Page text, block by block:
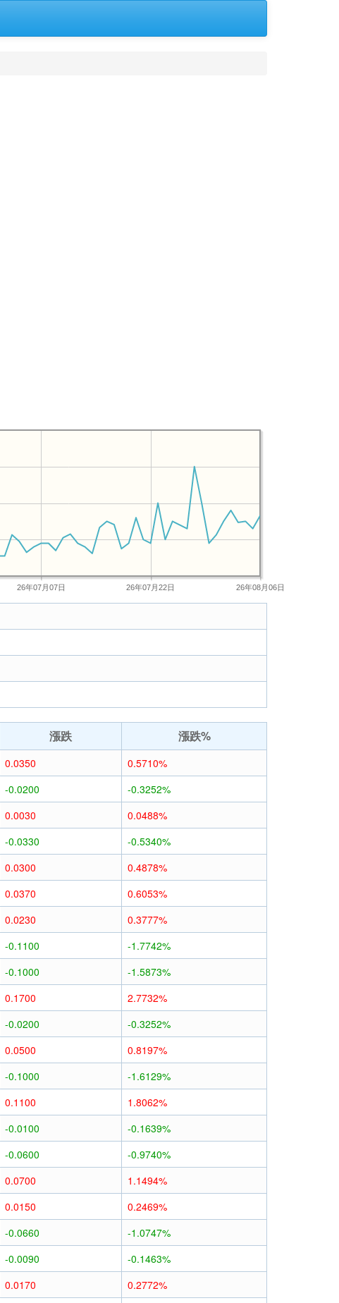
26年07月07日 26年07月22日 26年08月06日
漲跌 漲跌%
0.0350
0.5710%
-0.0200
-0.3252%
0.0030
0.0488%
-0.0330
-0.5340%
0.0300
0.4878%
0.0370
0.6053%
0.0230
0.3777%
-0.1100
-1.7742%
-0.1000
-1.5873%
0.1700
2.7732%
-0.0200
-0.3252%
0.0500
0.8197%
-0.1000
-1.6129%
0.1100
1.8062%
-0.0100
-0.1639%
-0.0600
-0.9740%
0.0700
1.1494%
0.0150
0.2469%
-0.0660
-1.0747%
-0.0090
-0.1463%
0.0170
0.2772%